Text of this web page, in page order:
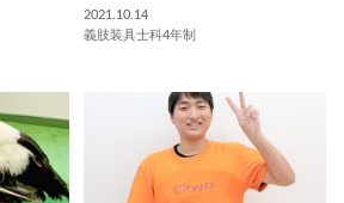
2021.10.14
義肢装具士科4年制